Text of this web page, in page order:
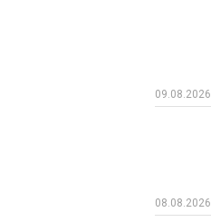
СУШКА
09.08.2026
08.08.2026